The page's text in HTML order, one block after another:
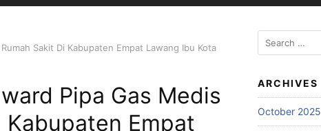
Sakit Di Kabupaten Empat Lawang Ibu Kota
Pipa Gas Medis
Kabupaten Empat
Search
for:
ARCHIVES
October 2025